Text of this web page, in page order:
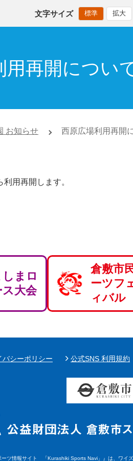
文字サイズ 標準 拡大
用再開につい
お知らせ 西原広場利用再開
用再開します。
まロ
大会
倉敷市
ーツフ
ィバル
バシーポリシー 公式SNS 利用規約
ーツ情報サイト 「Kurashiki Sports Navi」』は、ワイ